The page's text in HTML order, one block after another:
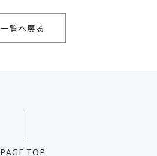
一覧へ戻る
PAGE TOP